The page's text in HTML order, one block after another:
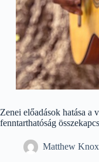
Zenei előadások hatása a
fenntarthatóság
Matthew Knox